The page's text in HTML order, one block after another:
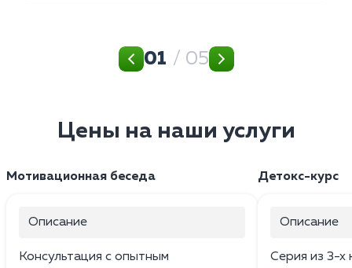
01 / 05
Цены на наши услуги
Мотивационная беседа
Описание
Консультация с опытным
Детокс-курс
Описание
Серия из 3-х